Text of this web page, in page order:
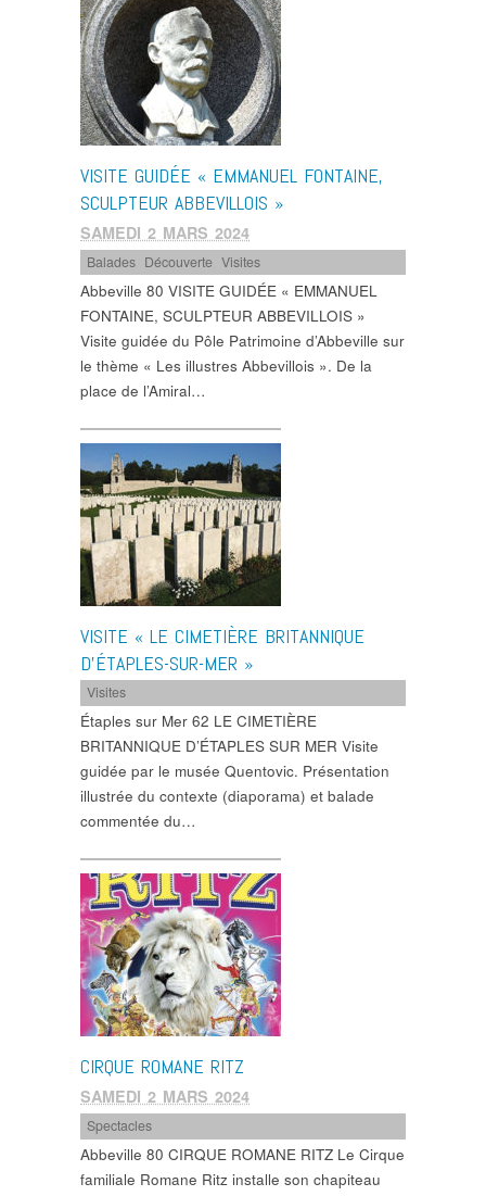
VISITE GUIDÉE « EMMANUEL FONTAINE,
SCULPTEUR ABBEVILLOIS »
SAMEDI 2 MARS 2024
Balades Découverte ,Visites
Abbeville 80 VISITE GUIDÉE « EMMANUEL
FONTAINE, SCULPTEUR ABBEVILLOIS »
Visite guidée du Pôle Patrimoine d’Abbeville sur
le thème « Les illustres Abbevillois ». De la
place de l’Amiral…
VISITE « LE CIMETIÈRE BRITANNIQUE
D’ÉTAPLES-SUR-MER »
Visites
Étaples sur Mer 62 LE CIMETIÈRE
BRITANNIQUE D’ÉTAPLES SUR MER Visite
guidée par le musée Quentovic. Présentation
illustrée du contexte (diaporama) et balade
commentée du…
CIRQUE ROMANE RITZ
SAMEDI 2 MARS 2024
Spectacles
Abbeville 80 CIRQUE ROMANE RITZ Le Cirque
familiale Romane Ritz installe son chapiteau